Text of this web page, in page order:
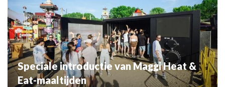
Speciale introductie van Maggi Heat &
Eat-maaltijden